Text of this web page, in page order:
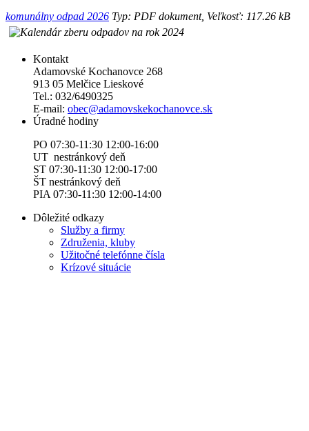
komunálny odpad 2026 Typ: PDF dokument, Veľkosť: 117.26 kB
Kontakt
Adamovské Kochanovce 268
913 05 Melčice Lieskové
Tel.: 032/6490325
E-mail: obec@adamovskekochanovce.sk
Úradné hodiny
PO 07:30-11:30 12:00-16:00
UT nestránkový deň
ST 07:30-11:30 12:00-17:00
ŠT nestránkový deň
PIA 07:30-11:30 12:00-14:00
Dôležité odkazy
Služby a firmy
Združenia, kluby
Užitočné telefónne čísla
Krízové situácie